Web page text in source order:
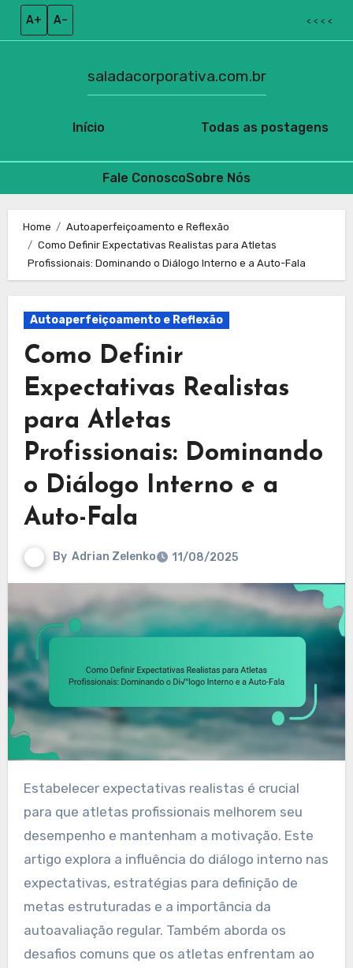
A+ A– < < < <
Início
saladacorporativa.com.br
Todas as postagens
Fale ConoscoSobre Nós
content
Home
Autoaperfeiçoamento e Reflexão
Como Definir Expectativas Realistas para Atletas
Profissionais: Dominando o Diálogo Interno e a Auto-Fala
Autoaperfeiçoamento e Reflexão
Como Definir
Expectativas Realistas
para Atletas
Profissionais: Dominando
o Diálogo Interno e a
Auto-Fala
By Adrian Zelenko 11/08/2025
Estabelecer expectativas realistas é crucial
para que atletas profissionais melhorem seu
desempenho e mantenham a motivação. Este
artigo explora a influência do diálogo interno nas
expectativas, estratégias para definição de
metas estruturadas e a importância da
autoavaliação regular. Também aborda os
desafios comuns que os atletas enfrentam ao